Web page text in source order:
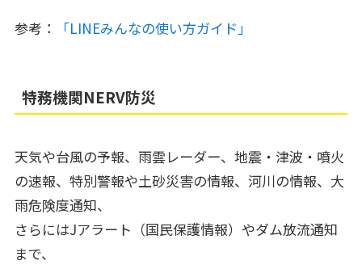
参考： 「LINEみんなの使い方ガイド」
特務機関NERV防災
天気や台風の予報、雨雲レーダー、地震・津波・噴火
の速報、特別警報や土砂災害の情報、河川の情報、大
雨危険度通知、
さらにはJアラート（国民保護情報）やダム放流通知
まで、